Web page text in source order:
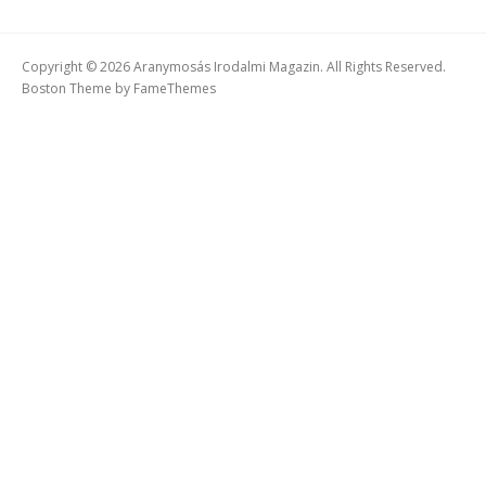
Copyright © 2026 Aranymosás Irodalmi Magazin. All Rights Reserved.
Boston Theme by FameThemes